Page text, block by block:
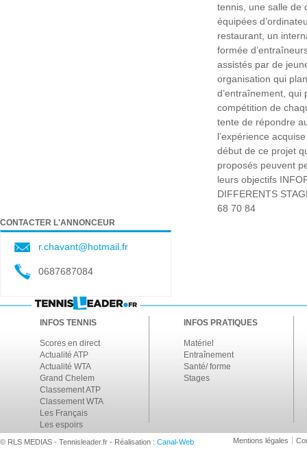
tennis, une salle de
équipées
restaurant, un
formée
assistés par de
organisation qui
d’entraînement, qui
compétition de
tente de répondre
l’expérience
début de ce projet
proposés peuvent
leurs objectifs
DIFFERENTS
68 70 84
CONTACTER L'ANNONCEUR
r.chavant@hotmail.fr
0687687084
INFOS TENNIS
Scores en direct
Actualité ATP
Actualité WTA
Grand Chelem
Classement ATP
Classement WTA
Les Français
Les espoirs
INFOS PRATIQUES
Matériel
Entraînement
Santé/ forme
Stages
© RLS MEDIAS - Tennisleader.fr - Réalisation : Canal-Web Mentions légales